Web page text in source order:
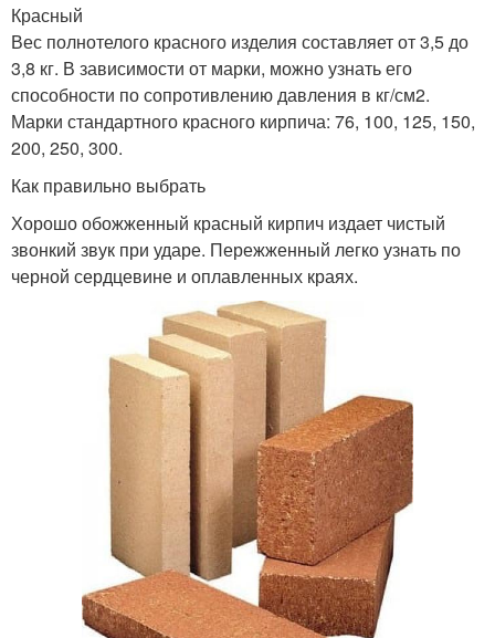
Красный
Вес полнотелого красного изделия составляет от 3,5 до
3,8 кг. В зависимости от марки, можно узнать его
способности по сопротивлению давления в кг/см2.
Марки стандартного красного кирпича: 76, 100, 125, 150,
200, 250, 300.
Как правильно выбрать
Хорошо обожженный красный кирпич издает чистый
звонкий звук при ударе. Пережженный легко узнать по
черной сердцевине и оплавленных краях.